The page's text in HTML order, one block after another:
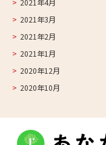
2021年4月
2021年3月
2021年2月
2021年1月
2020年12月
2020年10月